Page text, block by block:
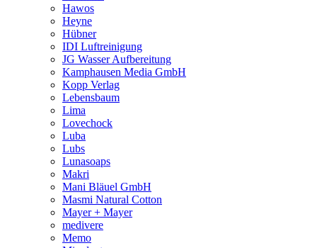
Hawos
Heyne
Hübner
IDI Luftreinigung
JG Wasser Aufbereitung
Kamphausen Media GmbH
Kopp Verlag
Lebensbaum
Lima
Lovechock
Luba
Lubs
Lunasoaps
Makri
Mani Bläuel GmbH
Masmi Natural Cotton
Mayer + Mayer
medivere
Memo